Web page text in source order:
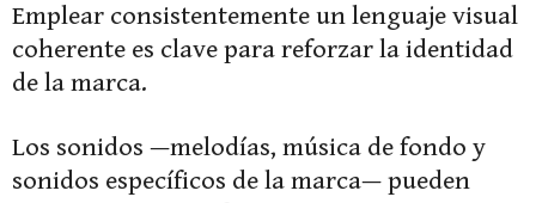
Emplear consistentemente un lenguaje visual
coherente es clave para reforzar la identidad
de la marca.
Los sonidos —melodías, música de fondo y
sonidos específicos de la marca— pueden